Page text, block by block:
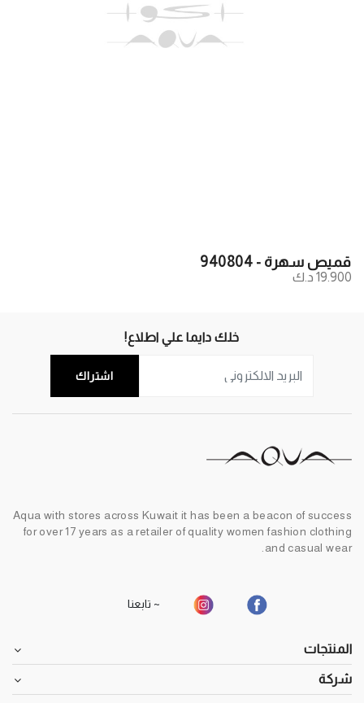
قميص سهرة - 940804
19.900 د.ك
خلك دايما علي اطلاع!
اشتراك
Aqua with stores across Kuwait it has been a beacon of success
for over 17 years as a retailer of quality women fashion clothing
and casual wear.
~ تابعنا
المنتجات
شركة